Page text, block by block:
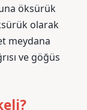
öksürük
olarak
meydana
ve göğüs